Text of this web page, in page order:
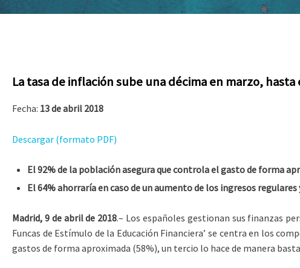
La tasa de inflación sube una décima en marzo, hasta
Fecha: 13 de abril 2018
Descargar (formato PDF)
El 92% de la población asegura que controla el gasto de forma
El 64% ahorraría en caso de un aumento de los ingresos
Madrid, 9 de abril de 2018.– Los españoles gestionan sus finanzas
Funcas de Estímulo de la Educación Financiera’ se centra en los
gastos de forma aproximada (58%), un tercio lo hace de manera